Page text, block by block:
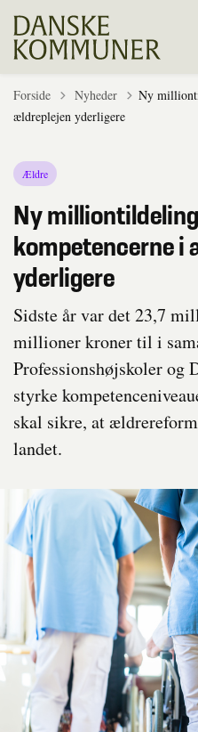
Forside Tilbage til
Nyheder
Ny
ældreplejen yderligere
Ældre
Ny
kompetencerne i
yderligere
Sidste år var det 23,7
millioner kroner til i
Professionshøjskoler og
styrke
skal sikre, at
landet.